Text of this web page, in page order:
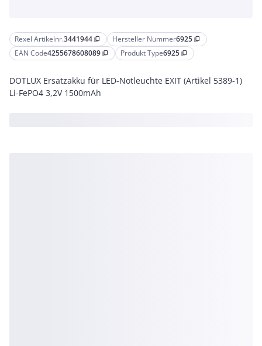
Rexel Artikelnr.3441944 content_copy Hersteller Nummer6925 content_copy
EAN Code4255678608089 content_copy Produkt Type6925 content_copy
DOTLUX Ersatzakku für LED-Notleuchte EXIT (Artikel 5389-1)
Li-FePO4 3,2V 1500mAh